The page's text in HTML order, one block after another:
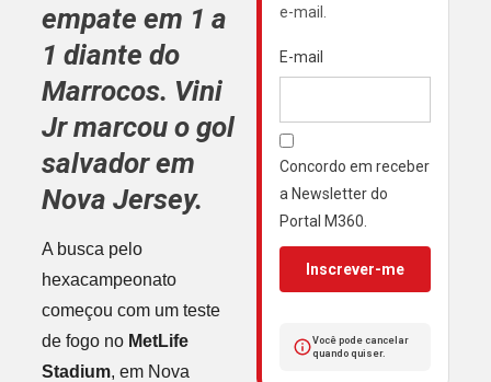
empate em 1 a
1 diante do
Marrocos. Vini
Jr marcou o gol
salvador em
Nova Jersey.
A busca pelo
hexacampeonato
começou com um teste
de fogo no MetLife
Stadium, em Nova
e-mail.
E-mail
Concordo em receber
a Newsletter do
Portal M360.
Inscrever-me
Você pode cancelar
quando quiser.